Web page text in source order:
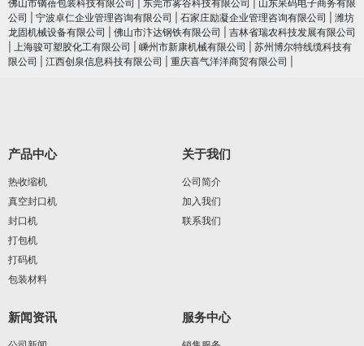
佛山市镝蓓包装科技有限公司
东莞市雾谷科技有限公司
山东呆码电子商务有限
公司
宁波卓仁企业管理咨询有限公司 石家庄励凝企业管理咨询有限公司
潍坊
龙固机械设备有限公司
佛山市汴达钢铁有限公司
吉林省瑞农科技发展有限公司
上海骏可塑胶化工有限公司 嵊州市新康机械有限公司
苏州博尔特线缆科技有
限公司
江西创泉信息科技有限公司 重庆喜气洋洋商贸有限公司
产品中心
热收缩机
真空封口机
封口机
打包机
打码机
包装材料
关于我们
公司简介
加入我们
联系我们
新闻资讯 服务中心